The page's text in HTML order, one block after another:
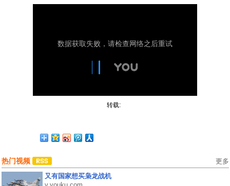
转载:
热门视频 更多
又有国家想买枭龙战机